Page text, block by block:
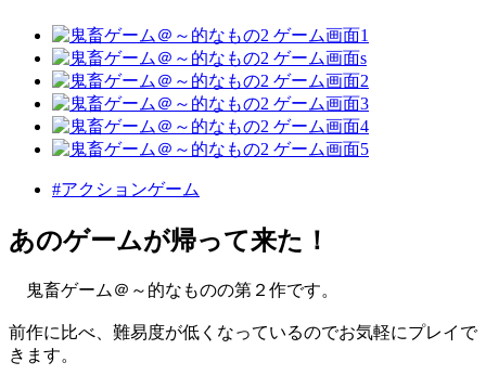
#アクションゲーム
あのゲームが帰って来た！
鬼畜ゲーム＠～的なものの第２作です。
前作に比べ、難易度が低くなっているのでお気軽にプレイで
きます。